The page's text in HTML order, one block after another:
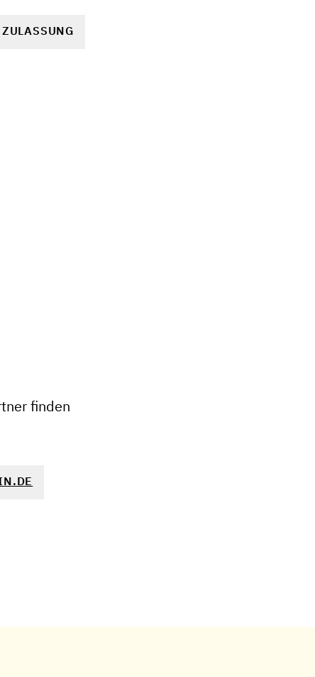
finden